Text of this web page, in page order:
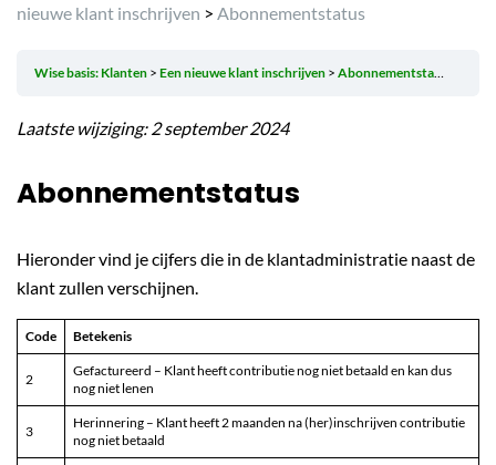
nieuwe klant inschrijven > Abonnementstatus
Wise basis: Klanten Een nieuwe klant inschrijven Abonnementstatus
Laatste wijziging: 2 september 2024
Abonnementstatus
Hieronder vind je cijfers die in de klantadministratie naast de
klant zullen verschijnen.
Code Betekenis
2
Gefactureerd – Klant heeft contributie nog niet betaald en kan dus
nog niet lenen
3
Herinnering – Klant heeft 2 maanden na (her)inschrijven contributie
nog niet betaald